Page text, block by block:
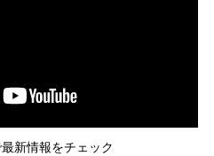
新情報をチェック